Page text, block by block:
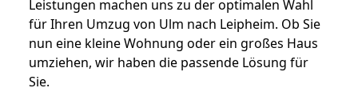
Leistungen machen uns zu der optimalen Wahl
für Ihren Umzug von Ulm nach Leipheim. Ob Sie
nun eine kleine Wohnung oder ein großes Haus
umziehen, wir haben die passende Lösung für
Sie.